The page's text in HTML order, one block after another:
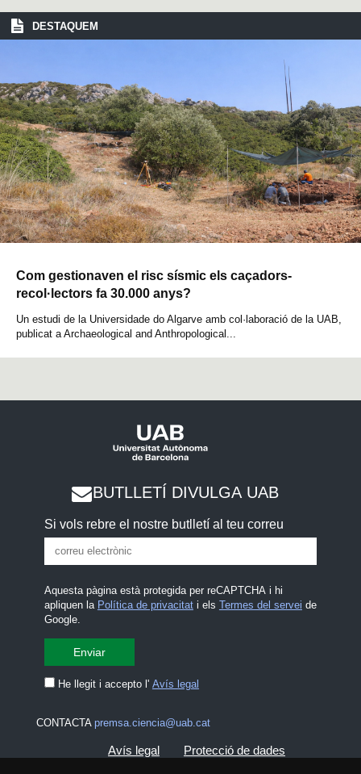
DESTAQUEM
Com gestionaven el risc sísmic els caçadors-
recol·lectors fa 30.000 anys?
Un estudi de la Universidade do Algarve amb col·laboració de la UAB,
publicat a Archaeological and Anthropological...
BUTLLETÍ DIVULGA UAB
Si vols rebre el nostre butlletí al teu correu
Aquesta pàgina està protegida per reCAPTCHA i hi
apliquen la Política de privacitati els Termes del servei de
Google.
He llegit i accepto l' Avís legal
CONTACTA premsa.ciencia@uab.cat
Avís legal Protecció de dades